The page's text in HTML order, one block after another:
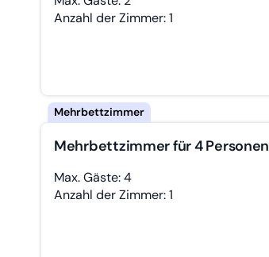
Anzahl der Zimmer: 1
Mehrbettzimmer für 4 Personen
Max. Gäste: 4
Anzahl der Zimmer: 1